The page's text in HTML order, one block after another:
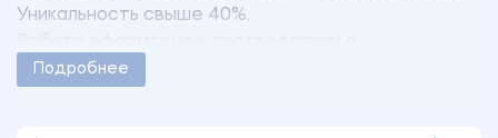
Уникальность свыше 40%.
методическими указаниями учебного заведения.
Подробнее